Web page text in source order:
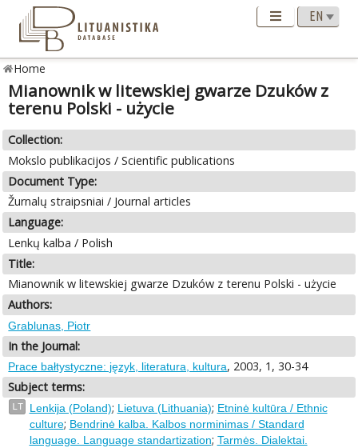
Home
Mianownik w litewskiej gwarze Dzuków z
terenu Polski - użycie
Collection:
Mokslo publikacijos / Scientific publications
Document Type:
Žurnalų straipsniai / Journal articles
Language:
Lenkų kalba / Polish
Title:
Mianownik w litewskiej gwarze Dzuków z terenu Polski - użycie
Authors:
Grablunas, Piotr
In the Journal:
Prace bałtystyczne: język, literatura, kultura, 2003, 1, 30-34
Subject terms:
LT Lenkija (Poland); Lietuva (Lithuania); Etninė kultūra / Ethnic
culture; Bendrinė kalba. Kalbos norminimas / Standard
language. Language standartization; Tarmės. Dialektai.